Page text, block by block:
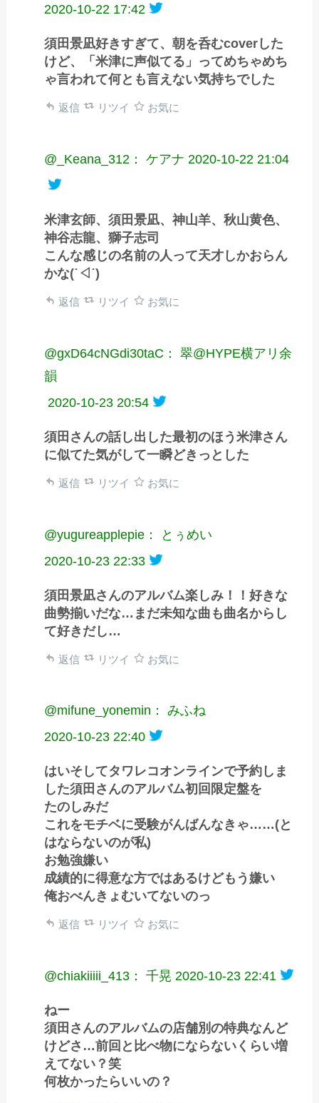
2020-10-22 17:42
須田景凪好きすぎて、朝を呑むcoverした
けど、「米津に声似てる」ってめちゃめち
ゃ言われて何とも言えない気持ちでした
返信 リツイ お気に
@_Keana_312： ケアナ 2020-10-22 21:04
米津玄師、須田景凪、神山羊、秋山黄色、
神谷志龍、獅子志司
こんな感じの名前の人って天才しかおらん
かな(˙◁˙)
返信 リツイ お気に
@gxD64cNGdi30taC： 翠@HYPE横アリ余
韻
2020-10-23 20:54
須田さんの話し出した最初のほう米津さん
に似てた気がして一瞬どきっとした
返信 リツイ お気に
@yugureapplepie： とぅめい
2020-10-23 22:33
須田景凪さんのアルバム楽しみ！！好きな
曲勢揃いだな…まだ未知な曲も曲名からし
て好きだし…
返信 リツイ お気に
@mifune_yonemin： みふね
2020-10-23 22:40
はいそしてタワレコオンラインで予約しま
した須田さんのアルバム初回限定盤を
たのしみだ
これをモチベに受験がんばんなきゃ……(と
はならないのが私)
お勉強嫌い
成績的に得意な方ではあるけどもう嫌い
俺おべんきょむいてないのっ
返信 リツイ お気に
@chiakiiiii_413： 千晃 2020-10-23 22:41
ねー
須田さんのアルバムの店舗別の特典なんど
けどさ…前回と比べ物にならないくらい増
えてない？笑
何枚かったらいいの？